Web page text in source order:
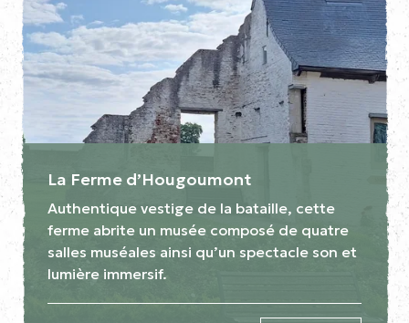
La Ferme d’Hougoumont
Authentique vestige de la bataille, cette
ferme abrite un musée composé de quatre
salles muséales ainsi qu’un spectacle son et
lumière immersif.